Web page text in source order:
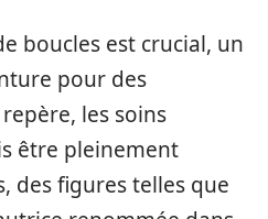
boucles est crucial, un
pour des
les soins
être pleinement
des figures telles que